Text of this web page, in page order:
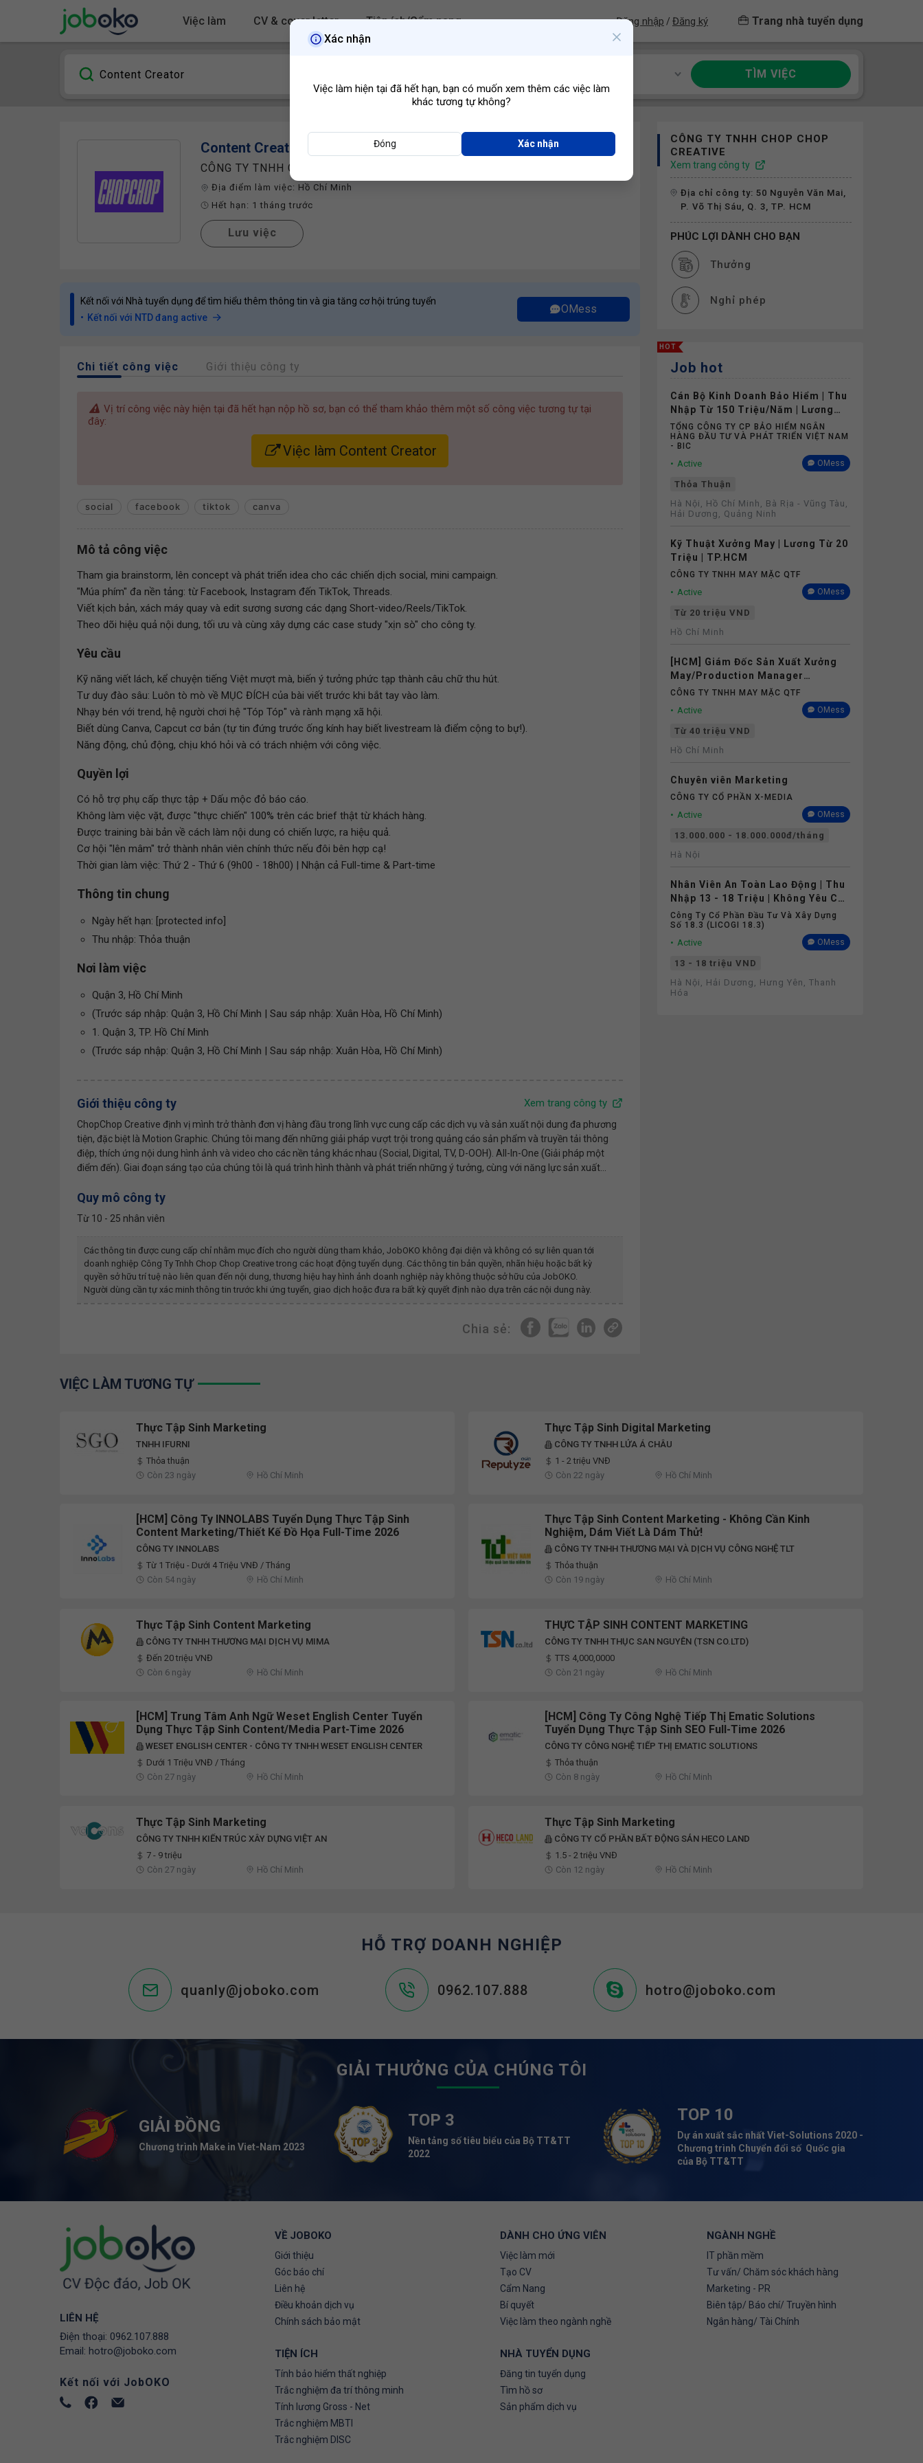
Việc làm CV & cover letter Tiện ích/Cẩm nang Đăng nhập / Đăng ký Trang nhà tuyển dụng
TÌM VIỆC
Content Creator
CÔNG TY TNHH CHOP CHOP CREATIVE
Địa điểm làm việc: Hồ Chí Minh
Hết hạn: 1 tháng trước
Lưu việc
Kết nối với Nhà tuyển dụng để tìm hiểu thêm thông tin và gia tăng cơ hội trúng tuyển
Kết nối với NTD đang active
OMess
Chi tiết công việc Giới thiệu công ty
Vị trí công việc này hiện tại đã hết hạn nộp hồ sơ, bạn có thể tham khảo thêm một số công việc tương tự tại
đây:
Việc làm Content Creator
social facebook tiktok canva
Mô tả công việc
Tham gia brainstorm, lên concept và phát triển idea cho các chiến dịch social, mini campaign.
"Múa phím" đa nền tảng: từ Facebook, Instagram đến TikTok, Threads.
Viết kịch bản, xách máy quay và edit sương sương các dạng Short-video/Reels/TikTok.
Theo dõi hiệu quả nội dung, tối ưu và cùng xây dựng các case study "xịn sò" cho công ty.
Yêu cầu
Kỹ năng viết lách, kể chuyện tiếng Việt mượt mà, biến ý tưởng phức tạp thành câu chữ thu hút.
Tư duy đào sâu: Luôn tò mò về MỤC ĐÍCH của bài viết trước khi bắt tay vào làm.
Nhạy bén với trend, hệ người chơi hệ "Tóp Tóp" và rành mạng xã hội.
Biết dùng Canva, Capcut cơ bản (tự tin đứng trước ống kính hay biết livestream là điểm cộng to bự!).
Năng động, chủ động, chịu khó hỏi và có trách nhiệm với công việc.
Quyền lợi
Có hỗ trợ phụ cấp thực tập + Dấu mộc đỏ báo cáo.
Không làm việc vặt, được "thực chiến" 100% trên các brief thật từ khách hàng.
Được training bài bản về cách làm nội dung có chiến lược, ra hiệu quả.
Cơ hội "lên mâm" trở thành nhân viên chính thức nếu đôi bên hợp cạ!
Thời gian làm việc: Thứ 2 - Thứ 6 (9h00 - 18h00) | Nhận cả Full-time & Part-time
Thông tin chung
Ngày hết hạn: [protected info]
Thu nhập: Thỏa thuận
Nơi làm việc
Quận 3, Hồ Chí Minh
(Trước sáp nhập: Quận 3, Hồ Chí Minh | Sau sáp nhập: Xuân Hòa, Hồ Chí Minh)
1. Quận 3, TP. Hồ Chí Minh
(Trước sáp nhập: Quận 3, Hồ Chí Minh | Sau sáp nhập: Xuân Hòa, Hồ Chí Minh)
Giới thiệu công ty Xem trang công ty
ChopChop Creative định vị mình trở thành đơn vị hàng đầu trong lĩnh vực cung cấp các dịch vụ và sản xuất nội dung đa phương
tiện, đặc biệt là Motion Graphic. Chúng tôi mang đến những giải pháp vượt trội trong quảng cáo sản phẩm và truyền tải thông
điệp, thích ứng nội dung hình ảnh và video cho các nền tảng khác nhau (Social, Digital, TV, D-OOH). All-In-One (Giải pháp một
điểm đến). Giai đoạn sáng tạo của chúng tôi là quá trình hình thành và phát triển những ý tưởng, cùng với năng lực sản xuất...
Quy mô công ty
Từ 10 - 25 nhân viên
Các thông tin được cung cấp chỉ nhằm mục đích cho người dùng tham khảo, JobOKO không đại diện và không có sự liên quan tới
doanh nghiệp Công Ty Tnhh Chop Chop Creativetrong các hoạt động tuyển dụng. Các thông tin bản quyền, nhãn hiệu hoặc bất kỳ
quyền sở hữu trí tuệ nào liên quan đến nội dung, thương hiệu hay hình ảnh doanh nghiệp này không thuộc sở hữu của JobOKO.
Người dùng cần tự xác minh thông tin trước khi ứng tuyển, giao dịch hoặc đưa ra bất kỳ quyết định nào dựa trên các nội dung này.
Chia sẻ:
CÔNG TY TNHH CHOP CHOP
CREATIVE
Xem trang công ty
Địa chỉ công ty: 50 Nguyễn Văn Mai,
P. Võ Thị Sáu, Q. 3, TP. HCM
PHÚC LỢI DÀNH CHO BẠN
Thưởng
Nghỉ phép
HOT
Job hot
Cán Bộ Kinh Doanh Bảo Hiểm | Thu
Nhập Từ 150 Triệu/Năm | Lương
Cứng Không Phụ Thuộc Doanh Số
TỔNG CÔNG TY CP BẢO HIỂM NGÂN
HÀNG ĐẦU TƯ VÀ PHÁT TRIỂN VIỆT NAM
- BIC
Active OMess
Thỏa Thuận
Hà Nội, Hồ Chí Minh, Bà Rịa - Vũng Tàu,
Hải Dương, Quảng Ninh
Kỹ Thuật Xưởng May | Lương Từ 20
Triệu | TP.HCM
CÔNG TY TNHH MAY MẶC QTF
Active OMess
Từ 20 triệu VND
Hồ Chí Minh
[HCM] Giám Đốc Sản Xuất Xưởng
May/Production Manager
(Garments) - Lương 40M+
CÔNG TY TNHH MAY MẶC QTF
Active OMess
Từ 40 triệu VND
Hồ Chí Minh
Chuyên viên Marketing
CÔNG TY CỔ PHẦN X-MEDIA
Active OMess
13.000.000 - 18.000.000đ/tháng
Hà Nội
Nhân Viên An Toàn Lao Động | Thu
Nhập 13 - 18 Triệu | Không Yêu Cầu
Kinh Nghiệm
Công Ty Cổ Phần Đầu Tư Và Xây Dựng
Số 18.3 (LICOGI 18.3)
Active OMess
13 - 18 triệu VND
Hà Nội, Hải Dương, Hưng Yên, Thanh
Hóa
VIỆC LÀM TƯƠNG TỰ
Thực Tập Sinh Marketing
TNHH IFURNI
Thỏa thuận
Còn 23 ngày
Hồ Chí Minh
Thực Tập Sinh Digital Marketing
CÔNG TY TNHH LỬA Á CHÂU
1 - 2 triệu VNĐ
Còn 22 ngày
Hồ Chí Minh
[HCM] Công Ty INNOLABS Tuyển Dụng Thực Tập Sinh
Content Marketing/Thiết Kế Đồ Họa Full-Time 2026
CÔNG TY INNOLABS
Từ 1 Triệu - Dưới 4 Triệu VNĐ / Tháng
Còn 54 ngày
Hồ Chí Minh
Thực Tập Sinh Content Marketing - Không Cần Kinh
Nghiệm, Dám Viết Là Dám Thử!
CÔNG TY TNHH THƯƠNG MẠI VÀ DỊCH VỤ CÔNG NGHỆ TLT
Thỏa thuận
Còn 19 ngày
Hồ Chí Minh
Thực Tập Sinh Content Marketing
CÔNG TY TNHH THƯƠNG MẠI DỊCH VỤ MIMA
Đến 20 triệu VNĐ
Còn 6 ngày
Hồ Chí Minh
THỰC TẬP SINH CONTENT MARKETING
CÔNG TY TNHH THỤC SAN NGUYỄN (TSN CO.LTD)
TTS 4,000,0000
Còn 21 ngày
Hồ Chí Minh
[HCM] Trung Tâm Anh Ngữ Weset English Center Tuyển
Dụng Thực Tập Sinh Content/Media Part-Time 2026
WESET ENGLISH CENTER - CÔNG TY TNHH WESET ENGLISH CENTER
Dưới 1 Triệu VNĐ / Tháng
Còn 27 ngày
Hồ Chí Minh
[HCM] Công Ty Công Nghệ Tiếp Thị Ematic Solutions
Tuyển Dụng Thực Tập Sinh SEO Full-Time 2026
CÔNG TY CÔNG NGHỆ TIẾP THỊ EMATIC SOLUTIONS
Thỏa thuận
Còn 8 ngày
Hồ Chí Minh
Thực Tập Sinh Marketing
CÔNG TY TNHH KIẾN TRÚC XÂY DỰNG VIỆT AN
7 - 9 triệu
Còn 27 ngày
Hồ Chí Minh
Thực Tập Sinh Marketing
CÔNG TY CỔ PHẦN BẤT ĐỘNG SẢN HECO LAND
1.5 - 2 triệu VNĐ
Còn 12 ngày
Hồ Chí Minh
HỖ TRỢ DOANH NGHIỆP
quanly@joboko.com 0962.107.888 hotro@joboko.com
Xác nhận
Việc làm hiện tại đã hết hạn, bạn có muốn xem thêm các việc làm
khác tương tự không?
Đóng Xác nhận
GIẢI THƯỞNG CỦA CHÚNG TÔI
GIẢI ĐỒNG
Chương trình Make in Viet-Nam 2023
TOP 3
Nền tảng số tiêu biểu của Bộ TT&TT
2022
TOP 10
Dự án xuất sắc nhất Viet-Solutions 2020 -
Chương trình Chuyển đổi số Quốc gia
của Bộ TT&TT
LIÊN HỆ
Điện thoại: 0962.107.888
Email: hotro@joboko.com
Kết nối với JobOKO
VỀ JOBOKO
Giới thiệu
Góc báo chí
Liên hệ
Điều khoản dịch vụ
Chính sách bảo mật
TIỆN ÍCH
Tính bảo hiểm thất nghiệp
Trắc nghiệm đa trí thông minh
Tính lương Gross - Net
Trắc nghiệm MBTI
Trắc nghiệm DISC
DÀNH CHO ỨNG VIÊN
Việc làm mới
Tạo CV
Cẩm Nang
Bí quyết
Việc làm theo ngành nghề
NHÀ TUYỂN DỤNG
Đăng tin tuyển dụng
Tìm hồ sơ
Sản phẩm dịch vụ
NGÀNH NGHỀ
IT phần mềm
Tư vấn/ Chăm sóc khách hàng
Marketing - PR
Biên tập/ Báo chí/ Truyền hình
Ngân hàng/ Tài Chính